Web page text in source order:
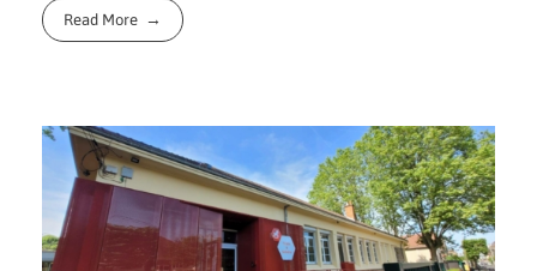
Read More